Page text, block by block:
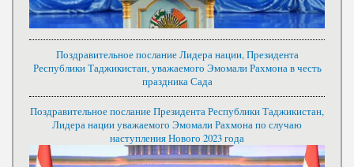
Поздравительное послание Лидера нации, Президента
Республики Таджикистан, уважаемого Эмомали Рахмона в честь
праздника Сада
Поздравительное послание Президента Республики Таджикистан,
Лидера нации уважаемого Эмомали Рахмона по случаю
наступления Нового 2023 года